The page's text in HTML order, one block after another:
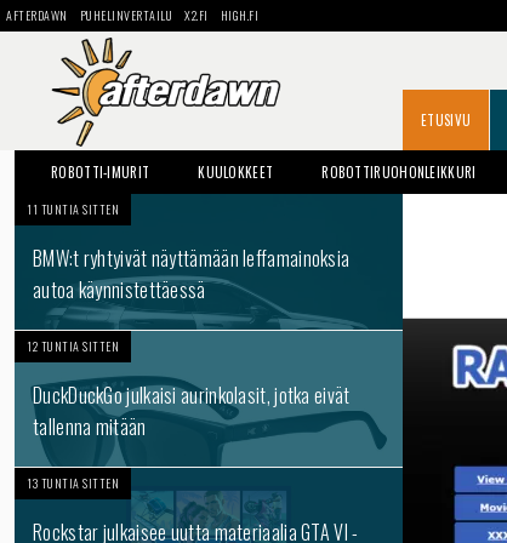
AFTERDAWN PUHELINVERTAILU X2.FI HIGH.FI
ETUSIVU
ROBOTTI-IMURIT KUULOKKEET ROBOTTIRUOHONLEIKKURI
11 TUNTIA SITTEN
BMW:t ryhtyivät näyttämään leffamainoksia
autoa käynnistettäessä
12 TUNTIA SITTEN
DuckDuckGo julkaisi aurinkolasit, jotka eivät
tallenna mitään
13 TUNTIA SITTEN
Rockstar julkaisee uutta materiaalia GTA VI -